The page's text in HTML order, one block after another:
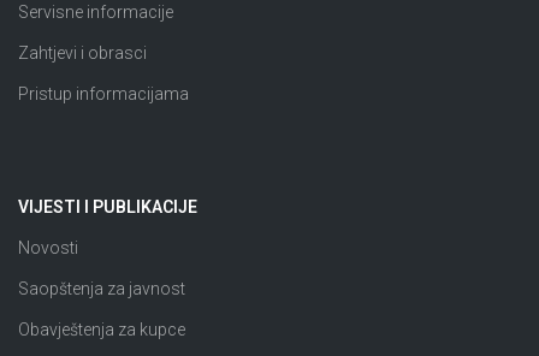
Servisne informacije
Zahtjevi i obrasci
Pristup informacijama
VIJESTI I PUBLIKACIJE
Novosti
Saopštenja za javnost
Obavještenja za kupce